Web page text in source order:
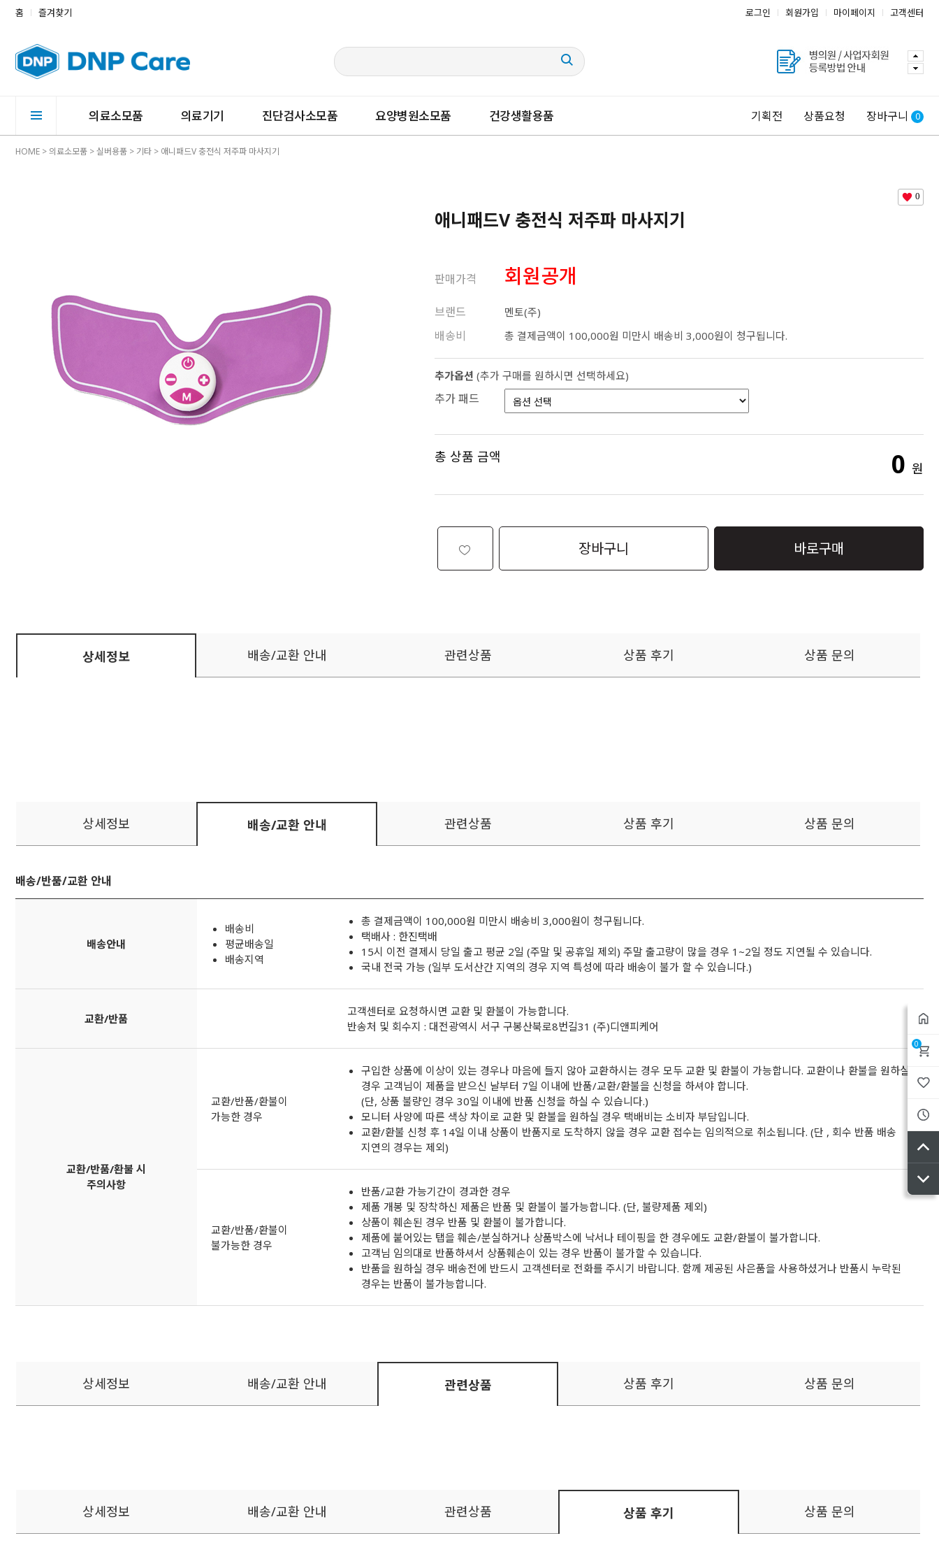
0
홈 즐겨찾기 로그인 회원가입 마이페이지 고객센터
의료소모품 의료기기 진단검사소모품 요양병원소모품 건강생활용품 기획전 상품요청 장바구니 0
HOME >의료소모품 >실버용품 > 기타 > 애니패드V 충전식 저주파 마사지기
0
애니패드V 충전식 저주파 마사지기
판매가격 회원공개
브랜드 멘토(주)
배송비 총 결제금액이 100,000원 미만시 배송비 3,000원이 청구됩니다.
추가옵션 (추가 구매를 원하시면 선택하세요)
추가 패드
총 상품 금액 0 원
장바구니 바로구매
상세정보 배송/교환 안내 관련상품 상품 후기 상품 문의
상세정보 배송/교환 안내 관련상품 상품 후기 상품 문의
배송/반품/교환 안내
배송안내
배송비
평균배송일
배송지역
총 결제금액이 100,000원 미만시 배송비 3,000원이 청구됩니다.
택배사 : 한진택배
15시 이전 결제시 당일 출고 평균 2일 (주말 및 공휴일 제외) 주말 출고량이 많을 경우 1~2일 정도 지연될 수 있습니다.
국내 전국 가능 (일부 도서산간 지역의 경우 지역 특성에 따라 배송이 불가 할 수 있습니다.)
교환/반품
고객센터로 요청하시면 교환 및 환불이 가능합니다.
반송처 및 회수지 : 대전광역시 서구 구봉산북로8번길31 (주)디앤피케어
교환/반품/환불 시
주의사항
교환/반품/환불이
가능한 경우
구입한 상품에 이상이 있는 경우나 마음에 들지 않아 교환하시는 경우 모두 교환 및 환불이 가능합니다. 교환이나 환불을 원하실
경우 고객님이 제품을 받으신 날부터 7일 이내에 반품/교환/환불을 신청을 하셔야 합니다.
(단, 상품 불량인 경우 30일 이내에 반품 신청을 하실 수 있습니다.)
모니터 사양에 따른 색상 차이로 교환 및 환불을 원하실 경우 택배비는 소비자 부담입니다.
교환/환불 신청 후 14일 이내 상품이 반품지로 도착하지 않을 경우 교환 접수는 임의적으로 취소됩니다. (단 , 회수 반품 배송
지연의 경우는 제외)
교환/반품/환불이
불가능한 경우
반품/교환 가능기간이 경과한 경우
제품 개봉 및 장착하신 제품은 반품 및 환불이 불가능합니다. (단, 불량제품 제외)
상품이 훼손된 경우 반품 및 환불이 불가합니다.
제품에 붙어있는 탭을 훼손/분실하거나 상품박스에 낙서나 테이핑을 한 경우에도 교환/환불이 불가합니다.
고객님 임의대로 반품하셔서 상품훼손이 있는 경우 반품이 불가할 수 있습니다.
반품을 원하실 경우 배송전에 반드시 고객센터로 전화를 주시기 바랍니다. 함께 제공된 사은품을 사용하셨거나 반품시 누락된
경우는 반품이 불가능합니다.
상세정보 배송/교환 안내 관련상품 상품 후기 상품 문의
상세정보 배송/교환 안내 관련상품 상품 후기 상품 문의